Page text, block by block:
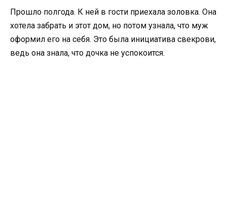
Прошло полгода. К ней в гости приехала золовка. Она
хотела забрать и этот дом, но потом узнала, что муж
оформил его на себя. Это была инициатива свекрови,
ведь она знала, что дочка не успокоится.